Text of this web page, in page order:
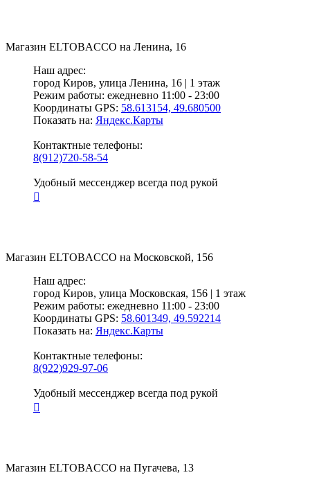
Магазин ELTOBACCO на Ленина, 16
Наш адрес:
город Киров, улица Ленина, 16 | 1 этаж
Режим работы: ежедневно 11:00 - 23:00
Координаты GPS: 58.613154, 49.680500
Показать на: Яндекс.Карты
Контактные телефоны:
8(912)720-58-54
Удобный мессенджер всегда под рукой
Магазин ELTOBACCO на Московской, 156
Наш адрес:
город Киров, улица Московская, 156 | 1 этаж
Режим работы: ежедневно 11:00 - 23:00
Координаты GPS: 58.601349, 49.592214
Показать на: Яндекс.Карты
Контактные телефоны:
8(922)929-97-06
Удобный мессенджер всегда под рукой
Магазин ELTOBACCO на Пугачева, 13